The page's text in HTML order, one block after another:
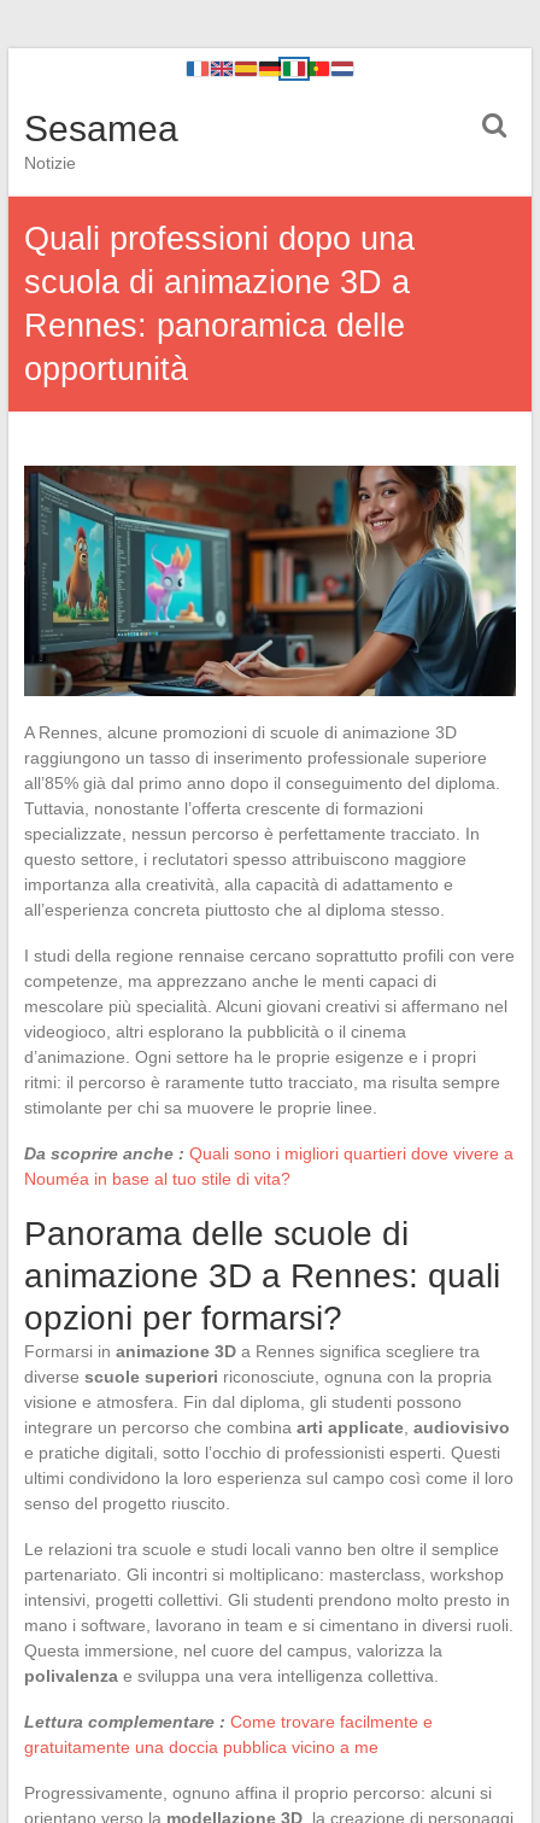
Sesamea
Notizie
Quali professioni dopo una
scuola di animazione 3D a
Rennes: panoramica delle
opportunità
A Rennes, alcune promozioni di scuole di animazione 3D
raggiungono un tasso di inserimento professionale superiore
all’85% già dal primo anno dopo il conseguimento del diploma.
Tuttavia, nonostante l’offerta crescente di formazioni
specializzate, nessun percorso è perfettamente tracciato. In
questo settore, i reclutatori spesso attribuiscono maggiore
importanza alla creatività, alla capacità di adattamento e
all’esperienza concreta piuttosto che al diploma stesso.
I studi della regione rennaise cercano soprattutto profili con vere
competenze, ma apprezzano anche le menti capaci di
mescolare più specialità. Alcuni giovani creativi si affermano nel
videogioco, altri esplorano la pubblicità o il cinema
d’animazione. Ogni settore ha le proprie esigenze e i propri
ritmi: il percorso è raramente tutto tracciato, ma risulta sempre
stimolante per chi sa muovere le proprie linee.
Da scoprire anche : Quali sono i migliori quartieri dove vivere a
Nouméa in base al tuo stile di vita?
Panorama delle scuole di
animazione 3D a Rennes: quali
opzioni per formarsi?
Formarsi in animazione 3Da Rennes significa scegliere tra
diverse scuole superiori riconosciute, ognuna con la propria
visione e atmosfera. Fin dal diploma, gli studenti possono
integrare un percorso che combina arti applicate, audiovisivo
e pratiche digitali, sotto l’occhio di professionisti esperti. Questi
ultimi condividono la loro esperienza sul campo così come il loro
senso del progetto riuscito.
Le relazioni tra scuole e studi locali vanno ben oltre il semplice
partenariato. Gli incontri si moltiplicano: masterclass, workshop
intensivi, progetti collettivi. Gli studenti prendono molto presto in
mano i software, lavorano in team e si cimentano in diversi ruoli.
Questa immersione, nel cuore del campus, valorizza la
polivalenzae sviluppa una vera intelligenza collettiva.
Lettura complementare : Come trovare facilmente e
gratuitamente una doccia pubblica vicino a me
Progressivamente, ognuno affina il proprio percorso: alcuni si
orientano verso la modellazione 3D, la creazione di personaggi